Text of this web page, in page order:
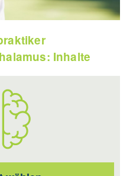
Inhalte